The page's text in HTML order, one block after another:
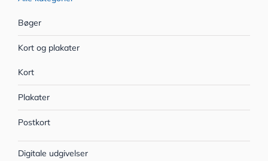
Bøger
Kort og plakater
Kort
Plakater
Postkort
Digitale udgivelser